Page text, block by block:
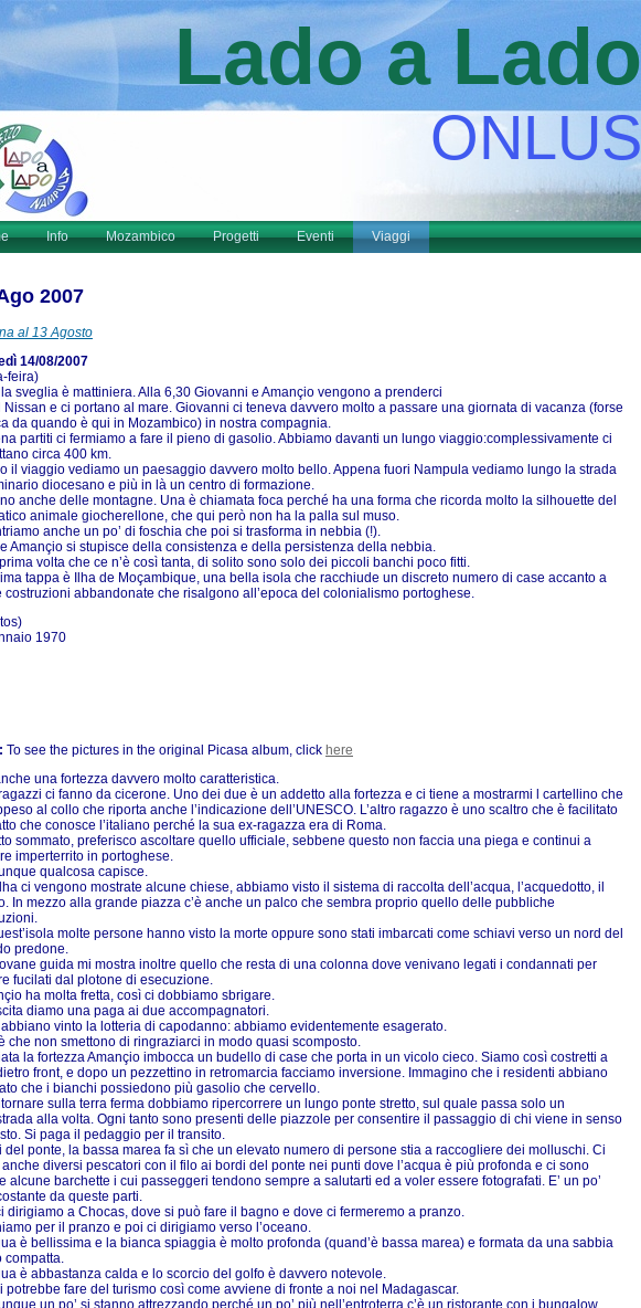
Lado a Lado
ONLUS
Info Mozambico Progetti Eventi Viaggi
2007
al 13 Agosto
14/08/2007
feira)
sveglia è mattiniera. Alla 6,30 Giovanni e Amançio vengono a prenderci
Nissan e ci portano al mare. Giovanni ci teneva davvero molto a passare una giornata di vacanza (forse
da quando è qui in Mozambico) in nostra compagnia.
partiti ci fermiamo a fare il pieno di gasolio. Abbiamo davanti un lungo viaggio:complessivamente ci
circa 400 km.
il viaggio vediamo un paesaggio davvero molto bello. Appena fuori Nampula vediamo lungo la strada
diocesano e più in là un centro di formazione.
anche delle montagne. Una è chiamata foca perché ha una forma che ricorda molto la silhouette del
animale giocherellone, che qui però non ha la palla sul muso.
anche un po’ di foschia che poi si trasforma in nebbia (!).
Amançio si stupisce della consistenza e della persistenza della nebbia.
prima volta che ce n’è così tanta, di solito sono solo dei piccoli banchi poco fitti.
tappa è Ilha de Moçambique, una bella isola che racchiude un discreto numero di case accanto a
costruzioni abbandonate che risalgono all’epoca del colonialismo portoghese.
1970
To see the pictures in the original Picasa album, click here
una fortezza davvero molto caratteristica.
ci fanno da cicerone. Uno dei due è un addetto alla fortezza e ci tiene a mostrarmi l cartellino che
al collo che riporta anche l’indicazione dell’UNESCO. L’altro ragazzo è uno scaltro che è facilitato
che conosce l’italiano perché la sua ex-ragazza era di Roma.
sommato, preferisco ascoltare quello ufficiale, sebbene questo non faccia una piega e continui a
imperterrito in portoghese.
qualcosa capisce.
ci vengono mostrate alcune chiese, abbiamo visto il sistema di raccolta dell’acqua, l’acquedotto, il
In mezzo alla grande piazza c’è anche un palco che sembra proprio quello delle pubbliche
molte persone hanno visto la morte oppure sono stati imbarcati come schiavi verso un nord del
predone.
guida mi mostra inoltre quello che resta di una colonna dove venivano legati i condannati per
fucilati dal plotone di esecuzione.
ha molta fretta, così ci dobbiamo sbrigare.
diamo una paga ai due accompagnatori.
vinto la lotteria di capodanno: abbiamo evidentemente esagerato.
che non smettono di ringraziarci in modo quasi scomposto.
la fortezza Amançio imbocca un budello di case che porta in un vicolo cieco. Siamo così costretti a
front, e dopo un pezzettino in retromarcia facciamo inversione. Immagino che i residenti abbiano
che i bianchi possiedono più gasolio che cervello.
sulla terra ferma dobbiamo ripercorrere un lungo ponte stretto, sul quale passa solo un
alla volta. Ogni tanto sono presenti delle piazzole per consentire il passaggio di chi viene in senso
Si paga il pedaggio per il transito.
del ponte, la bassa marea fa sì che un elevato numero di persone stia a raccogliere dei molluschi. Ci
diversi pescatori con il filo ai bordi del ponte nei punti dove l’acqua è più profonda e ci sono
alcune barchette i cui passeggeri tendono sempre a salutarti ed a voler essere fotografati. E’ un po’
da queste parti.
dirigiamo a Chocas, dove si può fare il bagno e dove ci fermeremo a pranzo.
per il pranzo e poi ci dirigiamo verso l’oceano.
è bellissima e la bianca spiaggia è molto profonda (quand’è bassa marea) e formata da una sabbia
compatta.
è abbastanza calda e lo scorcio del golfo è davvero notevole.
potrebbe fare del turismo così come avviene di fronte a noi nel Madagascar.
un po’ si stanno attrezzando perché un po’ più nell’entroterra c’è un ristorante con i bungalow.